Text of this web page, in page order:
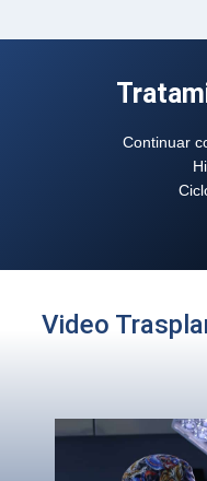
Continuar
Video